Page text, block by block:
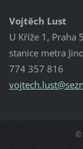
Vojtěch Lust
U Kříže 1, Praha 5
stanice metra
774 357 816
vojtech.lust@sez
©